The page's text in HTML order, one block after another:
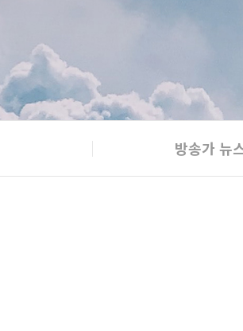
방송가 뉴